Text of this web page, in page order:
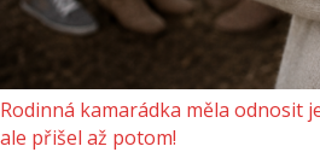
Rodinná kamarádka měla odnosit
ale přišel až potom!